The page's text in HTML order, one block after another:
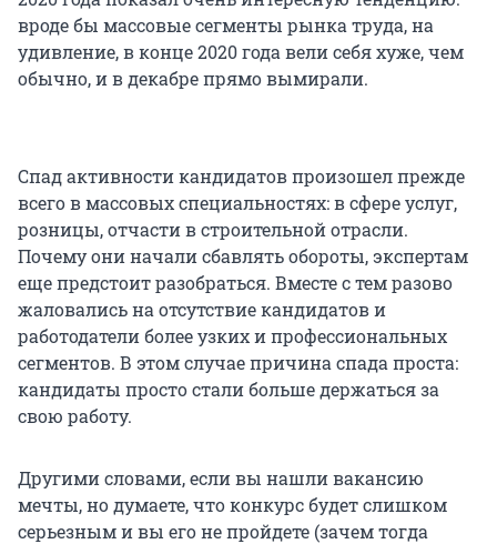
вроде бы массовые сегменты рынка труда, на
удивление, в конце 2020 года вели себя хуже, чем
обычно, и в декабре прямо вымирали.
Спад активности кандидатов произошел прежде
всего в массовых специальностях: в сфере услуг,
розницы, отчасти в строительной отрасли.
Почему они начали сбавлять обороты, экспертам
еще предстоит разобраться. Вместе с тем разово
жаловались на отсутствие кандидатов и
работодатели более узких и профессиональных
сегментов. В этом случае причина спада проста:
кандидаты просто стали больше держаться за
свою работу.
Другими словами, если вы нашли вакансию
мечты, но думаете, что конкурс будет слишком
серьезным и вы его не пройдете (зачем тогда